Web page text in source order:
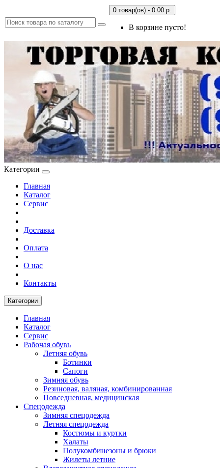
0 товар(ов) - 0.00 р.
В корзине пусто!
Категории
Главная
Каталог
Сервис
Доставка
Оплата
О нас
Контакты
Категории
Главная
Каталог
Сервис
Рабочая обувь
Летняя обувь
Ботинки
Сапоги
Зимняя обувь
Резиновая, валяная, комбинированная
Повседневная, медицинская
Спецодежда
Зимняя спецодежда
Летняя спецодежда
Костюмы и куртки
Халаты
Полукомбинезоны и брюки
Жилеты летние